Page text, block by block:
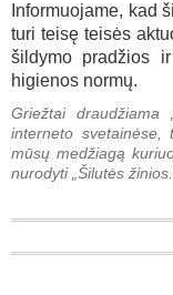
Informuojame, kad
turi teisę teisės
šildymo pradžios
higienos normų.
Griežtai draudžiama
interneto svetainėse,
mūsų medžiagą
nurodyti „Šilutės